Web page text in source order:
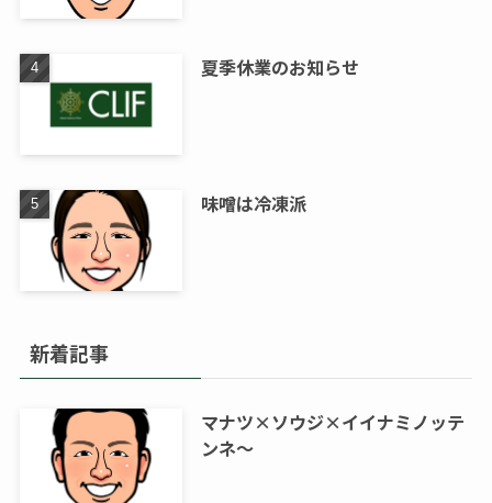
夏季休業のお知らせ
味噌は冷凍派
新着記事
マナツ×ソウジ×イイナミノッテ
ンネ～